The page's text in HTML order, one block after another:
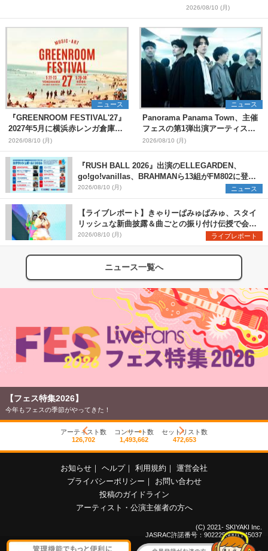
2026/08/10 (月)
ニュース
『GREENROOM FESTIVAL'27』
2027年5月に横浜赤レンガ倉庫、
神戸メリケンパークで開催決定
2026/08/10 (月)
ニュース
Panorama Panama Town、主催
フェスの第1弾出演アーティスト
として愛はズボーン、夜の本気ダ
ンスらを発表 「plus∈you」の
MVも公開に
2026/08/10 (月)
『RUSH BALL 2026』出演のELLEGARDEN、
go!go!vanillas、BRAHMANら13組がFM802に登
場、他出演アーティストの“渾身の1曲”をセレクト
2026/08/10 (月) ニュース
【ライブレポート】きゃりーぱみゅぱみゅ、スタイ
リッシュな新曲披露＆曲ごとの振り付け伝授で会場
を盛り上げまくる！＜LuckyFes’26＞
2026/08/10 (月) ライブレポート
ニュース一覧へ
【フェス特集2026】
今年もフェスの季節がやってきた！
アーティスト数
126,702
コンサート数
1,493,662
セットリスト数
472,653
お知らせ ヘルプ 利用規約
運営会社
プライバシーポリシー
お問い合わせ
投稿のガイドライン
アーティスト・公演主催者の方へ
(C) 2021- SKIYAKI Inc.
JASRAC許諾番号：9022255001Y45037